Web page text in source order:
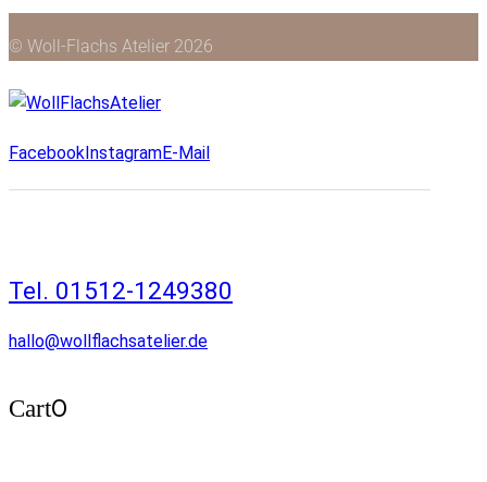
© Woll-Flachs Atelier 2026
FacebookInstagramE-Mail
Tel. 01512-1249380
hallo@wollflachsatelier.de
Cart0